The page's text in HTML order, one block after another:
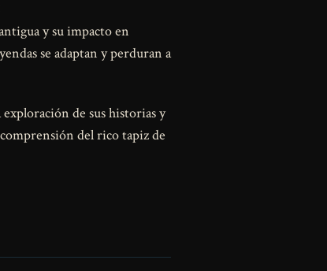
y su impacto en
se adaptan y perduran a
de sus historias y
del rico tapiz de